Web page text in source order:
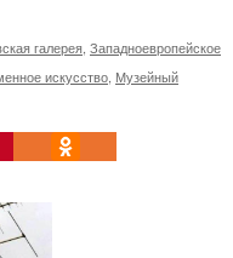
галерея Западноевропейское
искусство Музейный